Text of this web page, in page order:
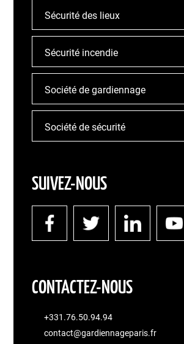
Sécurité des lieux
Sécurité incendie
Société de gardiennage
Société de sécurité
SUIVEZ-NOUS
CONTACTEZ-NOUS
+331.76.50.94.94
contact@gardiennageparis.fr